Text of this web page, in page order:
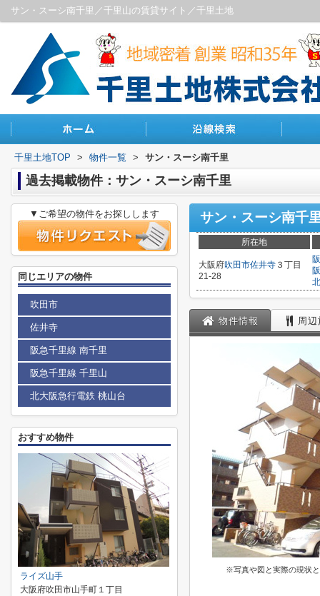
サン・スーシ南千里／千里山の賃貸サイト／千里土地
千里土地TOP > 物件一覧 > サン・スーシ南千里
過去掲載物件：サン・スーシ南千里
サン・スーシ南千
所在地
大阪府吹田市佐井寺 ３丁目
21-28
物件情報 周
※写真や図と実際の現状
▼ご希望の物件をお探しします
同じエリアの物件
吹田市
佐井寺
阪急千里線 南千里
阪急千里線 千里山
北大阪急行電鉄 桃山台
おすすめ物件
ライズ山手
大阪府吹田市山手町１丁目